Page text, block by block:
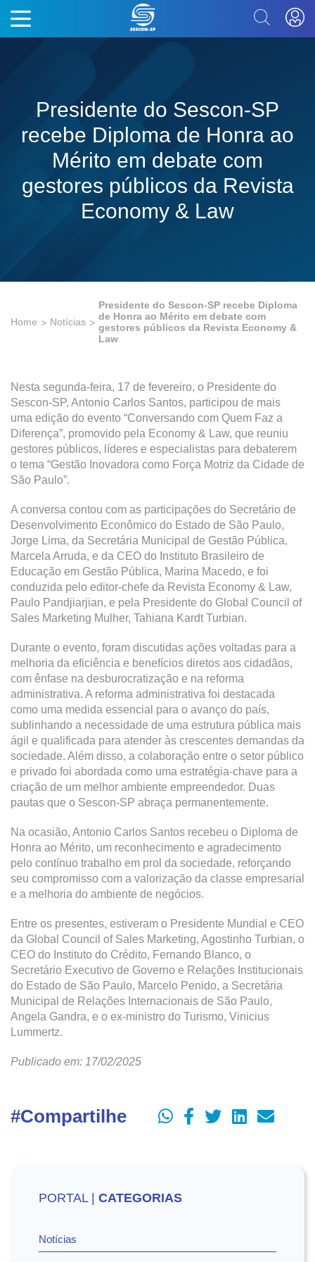
Presidente do Sescon-SP
recebe Diploma de Honra ao
Mérito em debate com
gestores públicos da Revista
Economy & Law
Home Notícias
Presidente do Sescon-SP recebe Diploma
de Honra ao Mérito em debate com
gestores públicos da Revista Economy &
Law
Nesta segunda-feira, 17 de fevereiro, o Presidente do
Sescon-SP, Antonio Carlos Santos, participou de mais
uma edição do evento “Conversando com Quem Faz a
Diferença”, promovido pela Economy & Law, que reuniu
gestores públicos, líderes e especialistas para debaterem
o tema “Gestão Inovadora como Força Motriz da Cidade de
São Paulo”.
A conversa contou com as participações do Secretário de
Desenvolvimento Econômico do Estado de São Paulo,
Jorge Lima, da Secretária Municipal de Gestão Pública,
Marcela Arruda, e da CEO do Instituto Brasileiro de
Educação em Gestão Pública, Marina Macedo, e foi
conduzida pelo editor-chefe da Revista Economy & Law,
Paulo Pandjiarjian, e pela Presidente do Global Council of
Sales Marketing Mulher, Tahiana Kardt Turbian.
Durante o evento, foram discutidas ações voltadas para a
melhoria da eficiência e benefícios diretos aos cidadãos,
com ênfase na desburocratização e na reforma
administrativa. A reforma administrativa foi destacada
como uma medida essencial para o avanço do país,
sublinhando a necessidade de uma estrutura pública mais
ágil e qualificada para atender às crescentes demandas da
sociedade. Além disso, a colaboração entre o setor público
e privado foi abordada como uma estratégia-chave para a
criação de um melhor ambiente empreendedor. Duas
pautas que o Sescon-SP abraça permanentemente.
Na ocasião, Antonio Carlos Santos recebeu o Diploma de
Honra ao Mérito, um reconhecimento e agradecimento
pelo contínuo trabalho em prol da sociedade, reforçando
seu compromisso com a valorização da classe empresarial
e a melhoria do ambiente de negócios.
Entre os presentes, estiveram o Presidente Mundial e CEO
da Global Council of Sales Marketing, Agostinho Turbian, o
CEO do Instituto do Crédito, Fernando Blanco, o
Secretário Executivo de Governo e Relações Institucionais
do Estado de São Paulo, Marcelo Penido, a Secretária
Municipal de Relações Internacionais de São Paulo,
Angela Gandra, e o ex-ministro do Turismo, Vinicius
Lummertz.
Publicado em: 17/02/2025
#Compartilhe
PORTAL | CATEGORIAS
Notícias